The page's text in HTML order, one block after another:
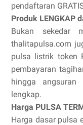
pendaftaran
Produk LENGKAP
Bukan sekedar
thalitapulsa.com
pulsa listrik token
pembayaran
hingga angsuran
lengkap.
Harga PULSA
Harga dasar pulsa